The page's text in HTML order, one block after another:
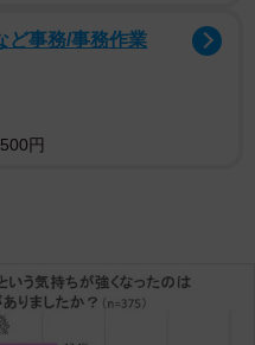
ど事務/事務作業
円